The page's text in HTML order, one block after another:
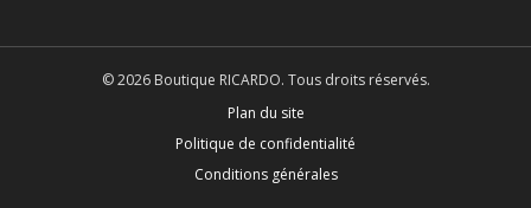
© 2026 Boutique RICARDO. Tous droits réservés.
Plan du site
Politique de confidentialité
Conditions générales